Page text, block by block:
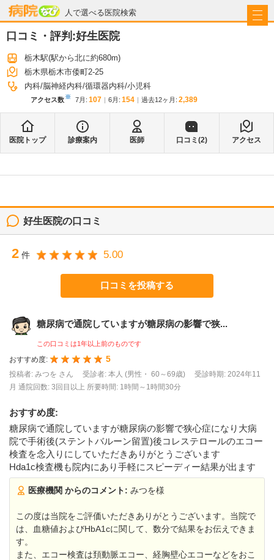
人で選べる医院検索
病院なび
口コミ・評判:好生医院
栃木駅(駅から北に約680m)
栃木県栃木市倭町2-25
内科 脳神経内科 循環器内科 小児科
アクセス数※ 7月 : 107 6月 : 154 過去12ヶ月: 2,389
医院トップ 診療案内 医師 口コミ(2) アクセス
好生医院の口コミ
2 件 5.00
口コミを投稿する
糖尿病で通院していますが糖尿病の影響で狭...
この口コミは1年以上前のものです
おすすめ度: 5
投稿者: みつを さん 受診者: 本人 (男性・ 60～69歳)
受診時期: 2024年11
月 通院回数: 3回目以上 所要時間: 1時間～1時間30分
おすすめ度:
糖尿病で通院していますが糖尿病の影響で狭心症になり大病
院で手術後(ステントバルーン留置)後コレステロールのエコー
検査を念入りにしていただきありがとうございます
Hda1c検査機も院内にあり手軽にスピーディー結果が出ます
医療機関 からのコメント: みつを様
この度は当院をご評価いただきありがとうございます。当院で
は、血糖値およびHbA1cに関して、数分で結果をお伝えできま
す。
また、エコー検査は頚動脈エコー、経胸壁心エコーなどをおこ